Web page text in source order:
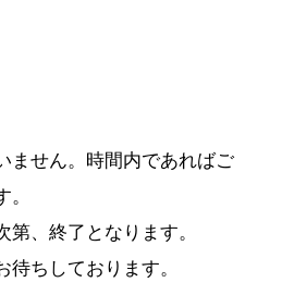
ません。時間内であればご
、終了となります。
ちしております。